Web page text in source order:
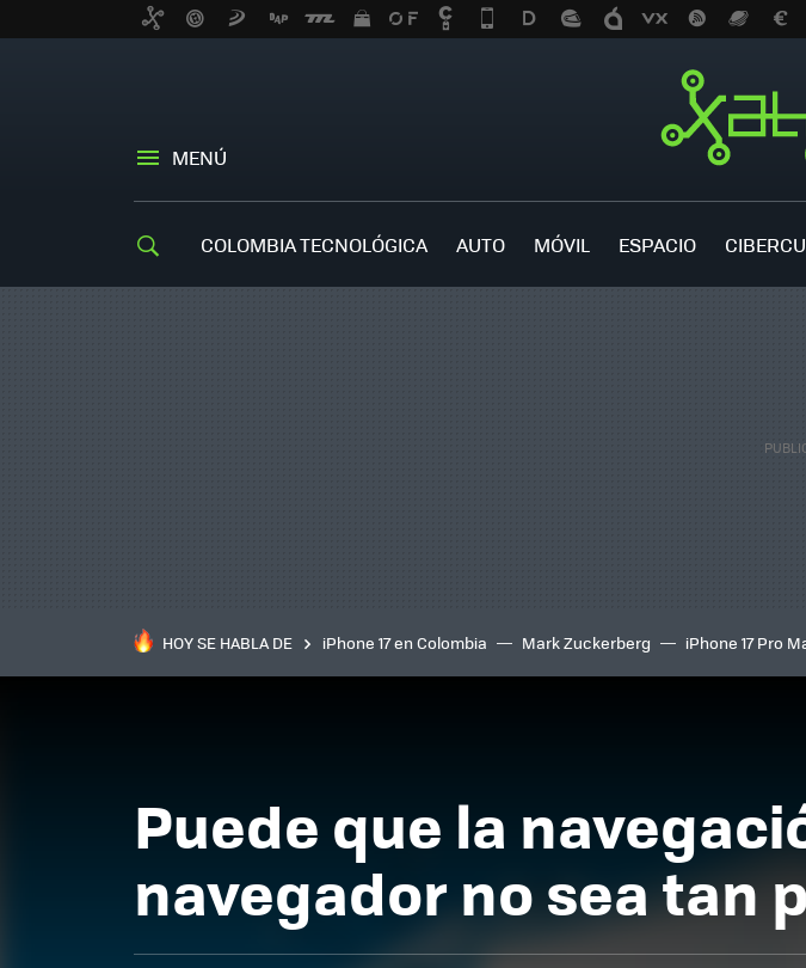
MENÚ
COLOMBIA TECNOLÓGICA AUTO MÓVIL ESPACIO
HOY SE HABLA DE iPhone 17 en Colombia Mark Zuckerberg iPhone 17 Pro
inteligente
IA TCL C8K
Puede que la
navegador no sea tan